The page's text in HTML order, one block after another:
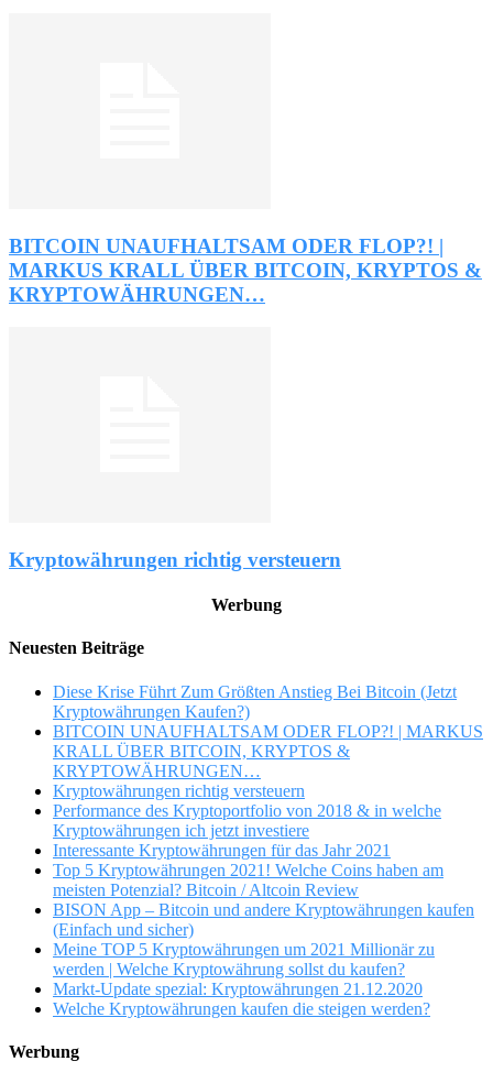
BITCOIN UNAUFHALTSAM ODER FLOP?! |
MARKUS KRALL ÜBER BITCOIN, KRYPTOS &
KRYPTOWÄHRUNGEN…
Kryptowährungen richtig versteuern
Werbung
Neuesten Beiträge
Diese Krise Führt Zum Größten Anstieg Bei Bitcoin (Jetzt
Kryptowährungen Kaufen?)
BITCOIN UNAUFHALTSAM ODER FLOP?! | MARKUS
KRALL ÜBER BITCOIN, KRYPTOS &
KRYPTOWÄHRUNGEN…
Kryptowährungen richtig versteuern
Performance des Kryptoportfolio von 2018 & in welche
Kryptowährungen ich jetzt investiere
Interessante Kryptowährungen für das Jahr 2021
Top 5 Kryptowährungen 2021! Welche Coins haben am
meisten Potenzial? Bitcoin / Altcoin Review
BISON App – Bitcoin und andere Kryptowährungen kaufen
(Einfach und sicher)
Meine TOP 5 Kryptowährungen um 2021 Millionär zu
werden | Welche Kryptowährung sollst du kaufen?
Markt-Update spezial: Kryptowährungen 21.12.2020
Welche Kryptowährungen kaufen die steigen werden?
Werbung